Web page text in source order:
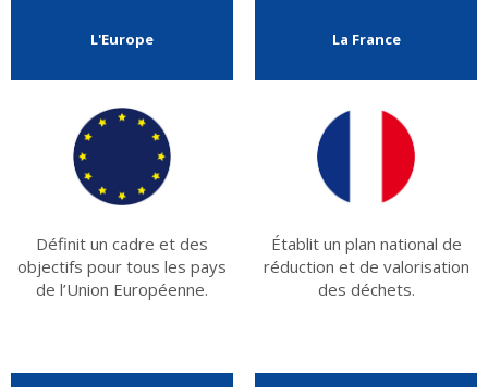
L'Europe
Définit un cadre et des
objectifs pour tous les pays
de l’Union Européenne.
La France
Établit un plan national de
réduction et de valorisation
des déchets.